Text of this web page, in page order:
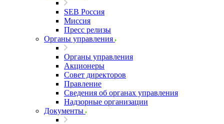
SEB Россия
Миссия
Пресс релизы
Органы управления
Органы управления
Акционеры
Совет директоров
Правление
Сведения об органах управления
Надзорные организации
Документы